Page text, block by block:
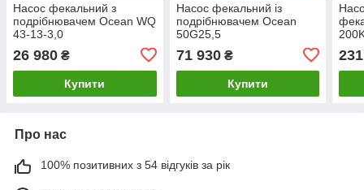
Насос фекальний з
подрібнювачем Ocean WQ
43-13-3,0
26 980 ₴
Купити
Насос фекальний із
подрібнювачем Ocean
50G25,5
71 930₴
Купити
Про нас
100% позитивних з 54 відгуків за рік